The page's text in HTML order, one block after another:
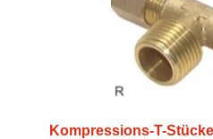
Kompressions-T-